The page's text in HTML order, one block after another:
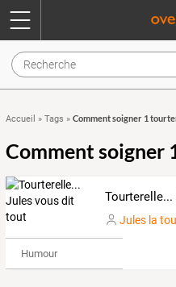
Accueil » Tags » Comment soigner 1
Comment soigner
Jules la
Humour